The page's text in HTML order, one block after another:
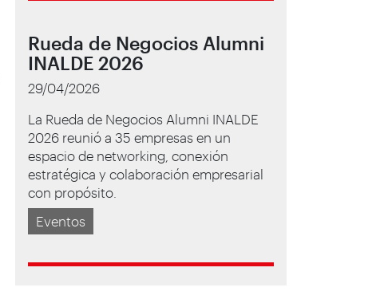
Rueda de Negocios Alumni
INALDE 2026
29/04/2026
La Rueda de Negocios Alumni INALDE
2026 reunió a 35 empresas en un
espacio de networking, conexión
estratégica y colaboración empresarial
con propósito.
Eventos